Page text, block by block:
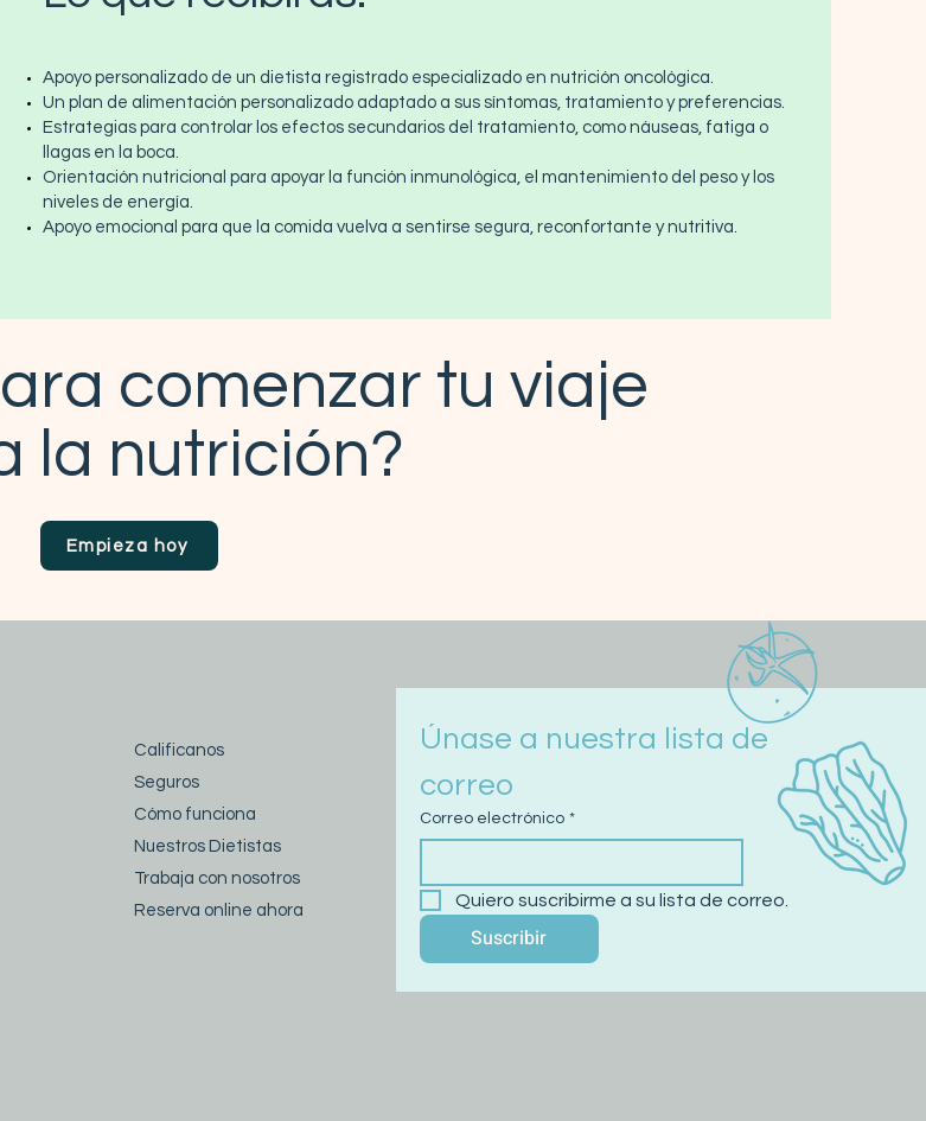
Apoyo personalizado de un dietista registrado especializado en nutrición oncológica.
Un plan de alimentación personalizado adaptado a sus síntomas, tratamiento y preferencias.
Estrategias para controlar los efectos secundarios del tratamiento, como náuseas, fatiga o
llagas en la boca.
Orientación nutricional para apoyar la función inmunológica, el mantenimiento del peso y los
niveles de energía.
Apoyo emocional para que la comida vuelva a sentirse segura, reconfortante y nutritiva.
comenzar tu viaje
la nutrición?
Empieza hoy
Calificanos
Seguros
Cómo funciona
Nuestros Dietistas
Trabaja con nosotros
Reserva online ahora
Únase a nuestra lista de
correo
Correo electrónico *
Quiero suscribirme a su lista de correo.
Suscribir